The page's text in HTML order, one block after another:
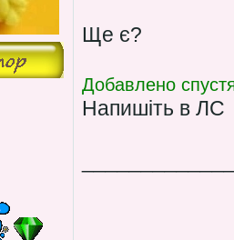
Ще є?
Добавлено
Напишіть в ЛС